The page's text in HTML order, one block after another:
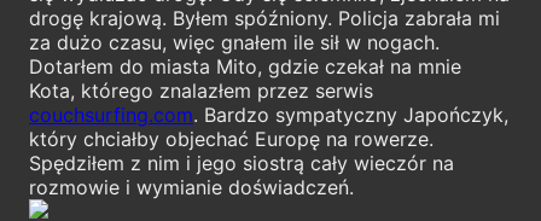
drogę krajową. Byłem spóźniony. Policja zabrała mi
za dużo czasu, więc gnałem ile sił w nogach.
Dotarłem do miasta Mito, gdzie czekał na mnie
Kota, którego znalazłem przez serwis
couchsurfing.com. Bardzo sympatyczny Japończyk,
który chciałby objechać Europę na rowerze.
Spędziłem z nim i jego siostrą cały wieczór na
rozmowie i wymianie doświadczeń.